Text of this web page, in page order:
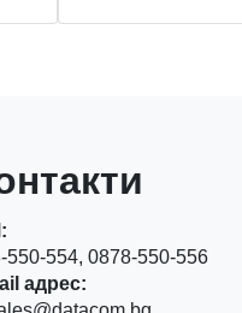
554, 0878-550-556
адрес: